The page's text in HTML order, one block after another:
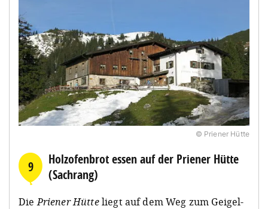
© Priener Hütte
9
Holzofenbrot essen auf der Priener Hütte
(Sachrang)
DiePriener Hütteliegt auf dem Weg zum Geigel-